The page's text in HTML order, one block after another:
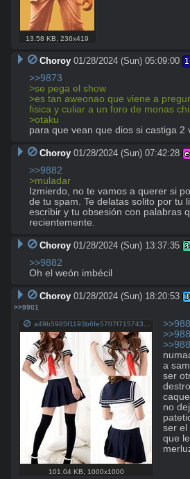
13.58 KB,236x419
Choroy 01/28/2024 (Sun) 05:09:00
>>9873
>se pega el show
>es tan aweonao que viene a
fisica y culiar a un foro de monas
>otaku
para que vean que dios si castiga 2
Choroy 01/28/2024 (Sun) 07:42:28
>>9882
>muladar
Izmierdo, no te vamos a querer si
de tu spam. Te delatas solito por tu
escribir y tu obsesión con palabras
recientemente.
Choroy 01/28/2024 (Sun) 13:37:35
>>9882
Oh el weón imbécil
Choroy 01/28/2024 (Sun) 18:20:53
>>9901
101.04 KB 1000x1000
a
ser
no
ser el
que